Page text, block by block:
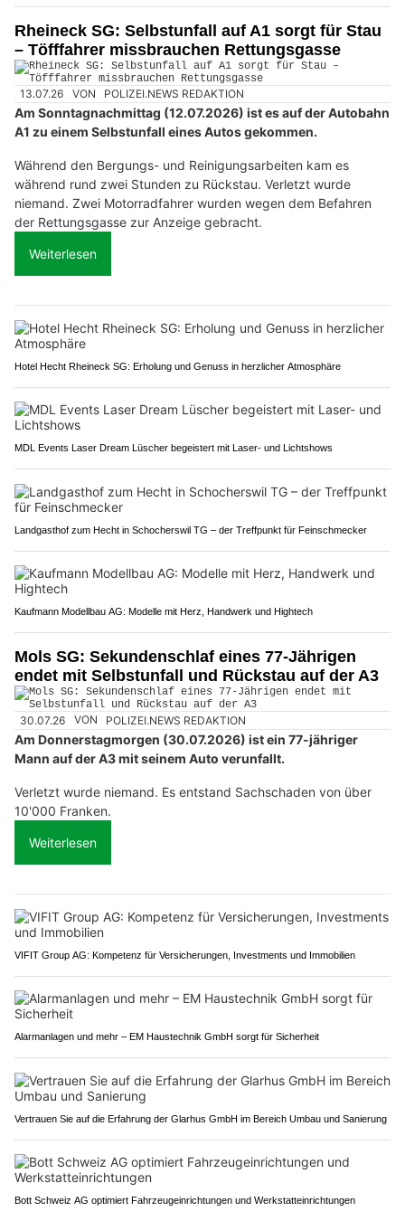
Rheineck SG: Selbstunfall auf A1 sorgt für Stau
– Töfffahrer missbrauchen Rettungsgasse
13.07.26 VON POLIZEI.NEWS REDAKTION
Am Sonntagnachmittag (12.07.2026) ist es auf der Autobahn
A1 zu einem Selbstunfall eines Autos gekommen.
Während den Bergungs- und Reinigungsarbeiten kam es
während rund zwei Stunden zu Rückstau. Verletzt wurde
niemand. Zwei Motorradfahrer wurden wegen dem Befahren
der Rettungsgasse zur Anzeige gebracht.
Weiterlesen
Hotel Hecht Rheineck SG: Erholung und Genuss in herzlicher Atmosphäre
MDL Events Laser Dream Lüscher begeistert mit Laser- und Lichtshows
Landgasthof zum Hecht in Schocherswil TG – der Treffpunkt für Feinschmecker
Kaufmann Modellbau AG: Modelle mit Herz, Handwerk und Hightech
Mols SG: Sekundenschlaf eines 77-Jährigen
endet mit Selbstunfall und Rückstau auf der A3
30.07.26 VON POLIZEI.NEWS REDAKTION
Am Donnerstagmorgen (30.07.2026) ist ein 77-jähriger
Mann auf der A3 mit seinem Auto verunfallt.
Verletzt wurde niemand. Es entstand Sachschaden von über
10'000 Franken.
Weiterlesen
VIFIT Group AG: Kompetenz für Versicherungen, Investments und Immobilien
Alarmanlagen und mehr – EM Haustechnik GmbH sorgt für Sicherheit
Vertrauen Sie auf die Erfahrung der Glarhus GmbH im Bereich Umbau und Sanierung
Bott Schweiz AG optimiert Fahrzeugeinrichtungen und Werkstatteinrichtungen